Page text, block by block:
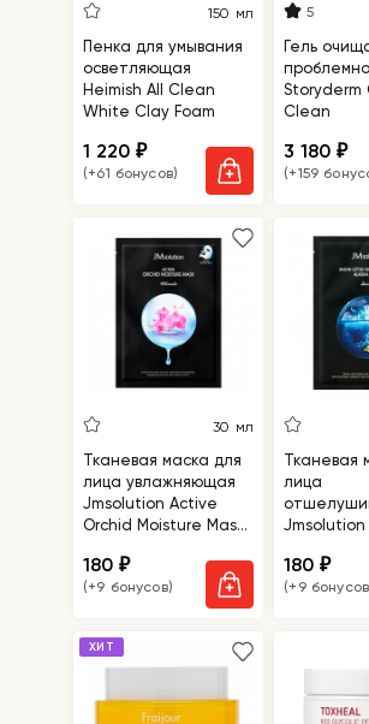
150 мл
Пенка для умывания
осветляющая
Heimish All Clean
White Clay Foam
1 220₽
(+61 бонусов)
5
Гель
Storyderm
Clean
3 180₽
(+159
30 мл
Тканевая маска для
лица увлажняющая
Jmsolution Active
Orchid Moisture Mask
180₽
(+9 бонусов)
Тканевая
лица
Jmsolution
Alaska
180₽
(+9
ХИТ